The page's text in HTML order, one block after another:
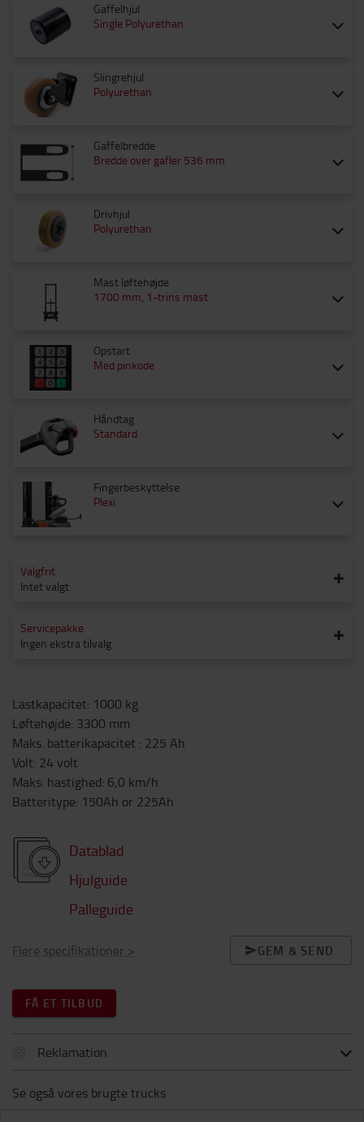
Gaffelhjul
Single Polyurethan
Slingrehjul
Polyurethan
Gaffelbredde
Bredde over gafler 536 mm
Drivhjul
Polyurethan
Mast løftehøjde
1700 mm, 1-trins mast
Opstart
Med pinkode
Håndtag
Standard
Fingerbeskyttelse
Plexi
Valgfrit
Intet valgt
Servicepakke
Ingen ekstra tilvalg
Lastkapacitet: 1000 kg
Løftehøjde: 3300 mm
Maks. batterikapacitet : 225 Ah
Volt: 24 volt
Maks. hastighed: 6,0 km/h
Batteritype: 150Ah or 225Ah
Datablad
Hjulguide
Palleguide
Flere specifikationer > GEM & SEND
FÅ ET TILBUD
Reklamation
Se også vores brugte trucks